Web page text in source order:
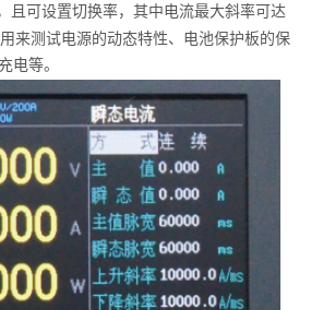
且可设置切换率，其中电流最大斜率可达
来测试电源的动态特性、电池保护板的保
电等。